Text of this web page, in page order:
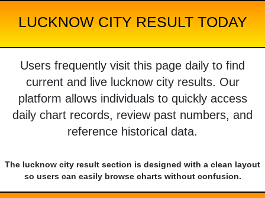
LUCKNOW CITY RESULT TODAY
Users frequently visit this page daily to find
current and live lucknow city results. Our
platform allows individuals to quickly access
daily chart records, review past numbers, and
reference historical data.
The lucknow city result section is designed with a clean layout
so users can easily browse charts without confusion.